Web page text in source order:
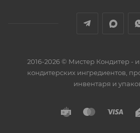
2016-2026 © Мистер Кондитер -
кондитерских ингредиентов,
инвентаря и